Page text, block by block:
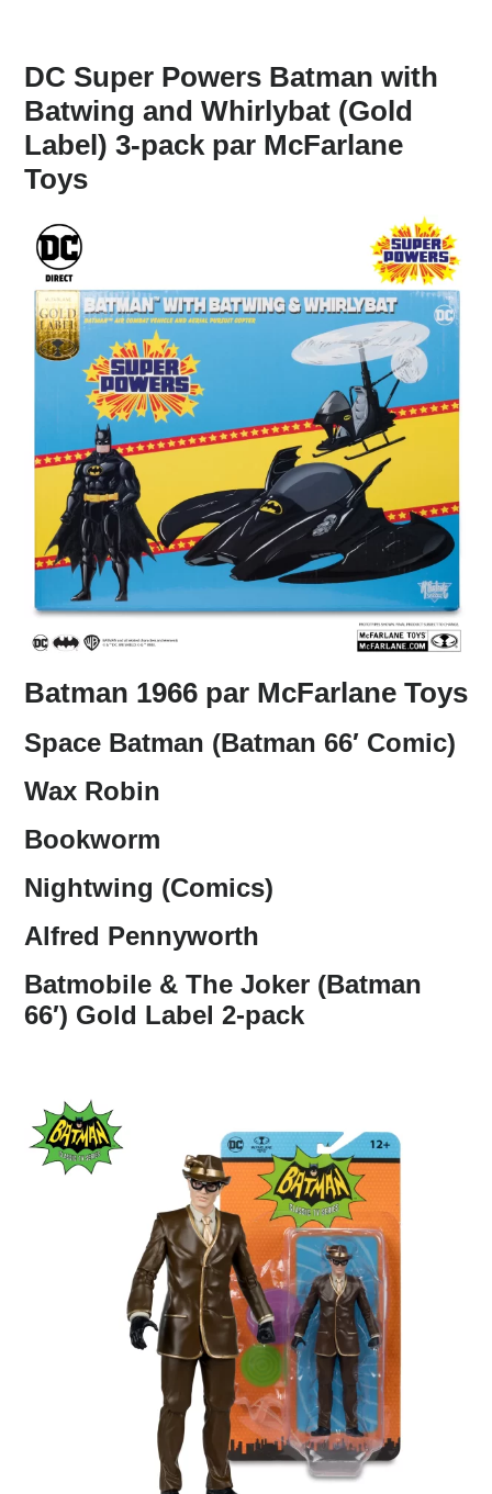
DC Super Powers Batman with
Batwing and Whirlybat (Gold
Label) 3-pack par McFarlane
Toys
Batman 1966 par McFarlane Toys
Space Batman (Batman 66′ Comic)
Wax Robin
Bookworm
Nightwing (Comics)
Alfred Pennyworth
Batmobile & The Joker (Batman
66′) Gold Label 2-pack